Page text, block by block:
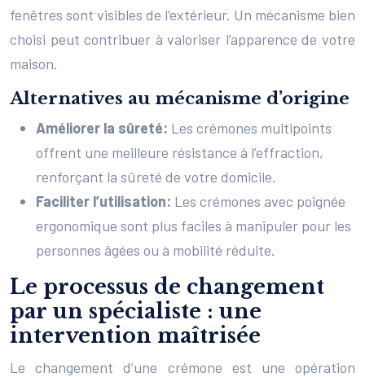
fenêtres sont visibles de l’extérieur. Un mécanisme bien
choisi peut contribuer à valoriser l’apparence de votre
maison.
Alternatives au mécanisme d’origine
Améliorer la sûreté: Les crémones multipoints
offrent une meilleure résistance à l’effraction,
renforçant la sûreté de votre domicile.
Faciliter l’utilisation: Les crémones avec poignée
ergonomique sont plus faciles à manipuler pour les
personnes âgées ou à mobilité réduite.
Le processus de changement
par un spécialiste : une
intervention maîtrisée
Le changement d’une crémone est une opération